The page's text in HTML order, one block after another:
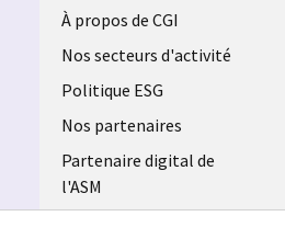
Useful
links
FRANCE
À propos de CGI
Nos secteurs d'activité
Politique ESG
Nos partenaires
Partenaire digital de
l'ASM